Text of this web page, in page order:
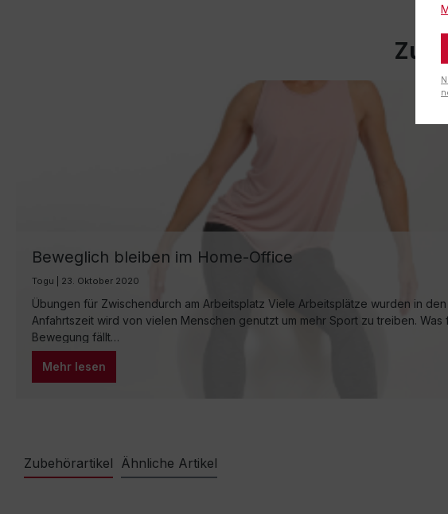
Beweglich bleiben im Home-Office
Togu | 23. Oktober 2020
Übungen für Zwischendurch am Arbeitsplatz Viele Arbeitsplätze wurden in
Anfahrtszeit wird von vielen Menschen genutzt um mehr Sport zu treiben.
Bewegung fällt…
Mehr lesen
Zubehörartikel Ähnliche Artikel